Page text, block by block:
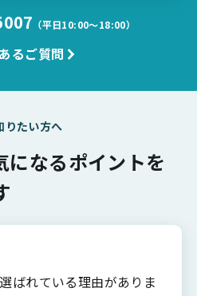
（平日10:00〜18:00）
るご質問
たい方へ
になるポイントを
ばれている理由がありま